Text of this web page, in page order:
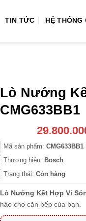
TIN TỨC HỆ THỐNG
Lò Nướng
CMG633BB1
Mã sản phẩm: CMG633BB1
Thương hiệu: Bosch
Trạng thái: Còn hàng
Lò Nướng Kết Hợp Vi
hảo cho căn bếp của bạn.